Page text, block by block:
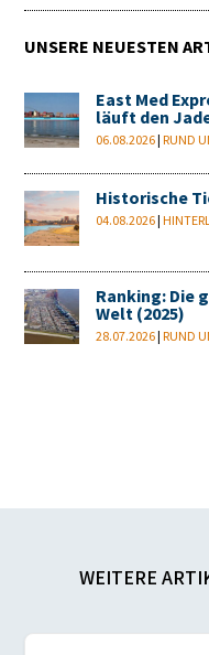
UNSERE NEUESTEN
East Med
läuft den
06.08.2026 |RUND
Historische
04.08.2026 |
Ranking: Die
Welt (2025)
28.07.2026 |RUND
WEITERE